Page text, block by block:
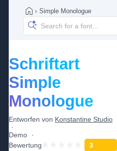
› Simple Monologue
Schriftart
Simple
Monologue
Entworfen von Konstantine Studio
Demo
Bewertung
3